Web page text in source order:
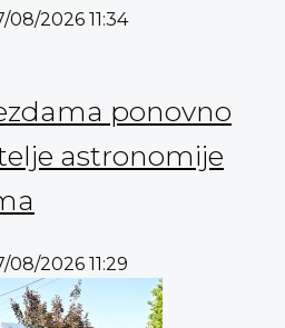
08/2026 11:34
ponovno
astronomije
08/2026 11:29